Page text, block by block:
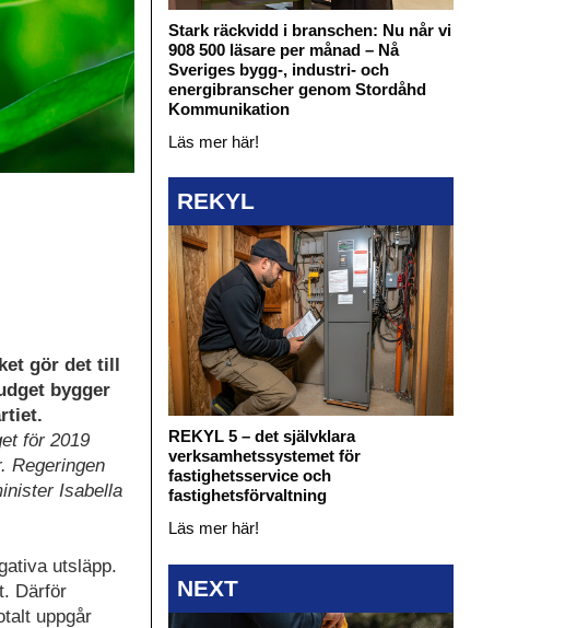
gör det till
bygger
för 2019
Regeringen
Isabella
utsläpp.
Därför
uppgår
Stark räckvidd i branschen: Nu når vi
908 500 läsare per månad – Nå
Sveriges bygg-, industri- och
energibranscher genom Stordåhd
Kommunikation
Läs mer här!
REKYL
REKYL 5 – det självklara
verksamhetssystemet för
fastighetsservice och
fastighetsförvaltning
Läs mer här!
NEXT